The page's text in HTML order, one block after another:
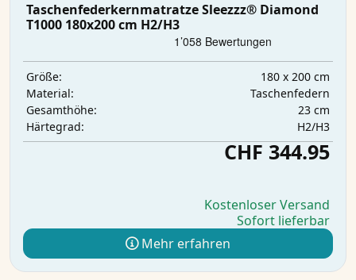
Taschenfederkernmatratze Sleezzz® Diamond
T1000 180x200 cm H2/H3
Größe:
180 x 200 cm
Material:
Taschenfedern
Gesamthöhe:
23 cm
Härtegrad:
H2/H3
CHF 344.95
Kostenloser Versand
Sofort lieferbar
Mehr erfahren